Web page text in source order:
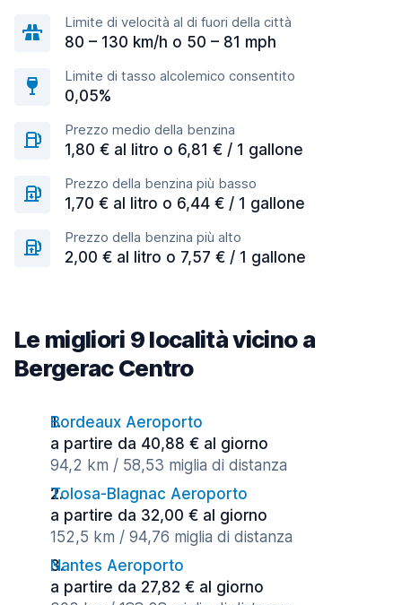
Limite di velocità al di fuori della città
80 – 130 km/h o 50 – 81 mph
Limite di tasso alcolemico consentito
0,05%
Prezzo medio della benzina
1,80 € al litro o 6,81 € / 1 gallone
Prezzo della benzina più basso
1,70 € al litro o 6,44 € / 1 gallone
Prezzo della benzina più alto
2,00 € al litro o 7,57 € / 1 gallone
Le migliori 9 località vicino a
Bergerac Centro
Bordeaux Aeroporto
a partire da 40,88 € al giorno
94,2 km / 58,53 miglia di distanza
Tolosa-Blagnac Aeroporto
a partire da 32,00 € al giorno
152,5 km / 94,76 miglia di distanza
Nantes Aeroporto
a partire da 27,82 € al giorno